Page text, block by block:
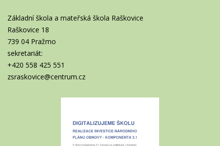
Základní škola a mateřská škola Raškovice
Raškovice 18
739 04 Pražmo
sekretariát:
+420 558 425 551
zsraskovice@centrum.cz